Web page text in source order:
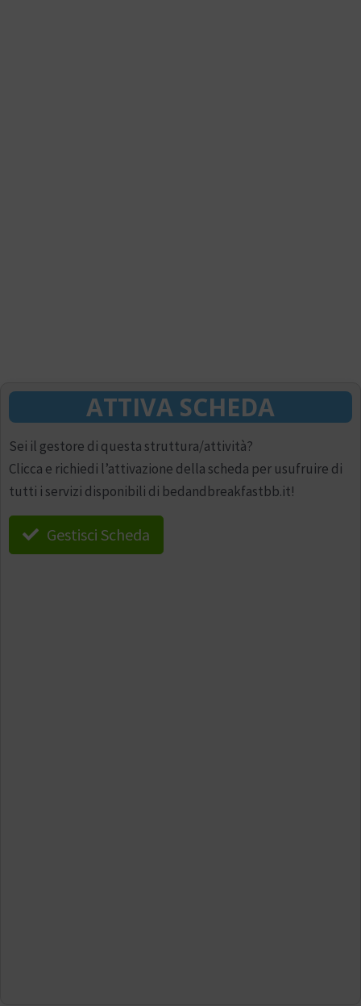
ATTIVA SCHEDA
Sei il gestore di questa struttura/attività?
Clicca e richiedi l’attivazione della scheda per usufruire di
tutti i servizi disponibili di bedandbreakfastbb.it!
Gestisci Scheda